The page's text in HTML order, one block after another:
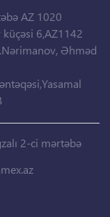
AZ 1020
6,AZ1142
Əhməd
2-ci mərtəbə